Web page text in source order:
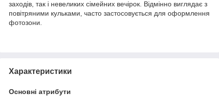
заходів, так і невеликих сімейних вечірок. Відмінно виглядає з
повітряними кульками, часто застосовується для оформлення
фотозони.
Характеристики
Основні атрибути